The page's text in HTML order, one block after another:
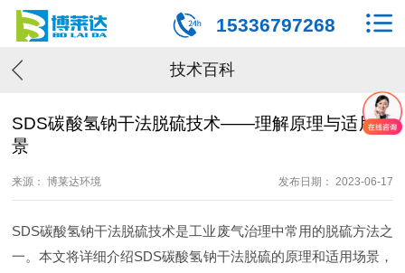
15336797268
技术百科
SDS碳酸氢钠干法脱硫技术——理解原理与适用场
景
来源： 博莱达环境 发布日期： 2023-06-17
SDS碳酸氢钠干法脱硫技术是工业废气治理中常用的脱硫方法之
一。本文将详细介绍SDS碳酸氢钠干法脱硫的原理和适用场景，